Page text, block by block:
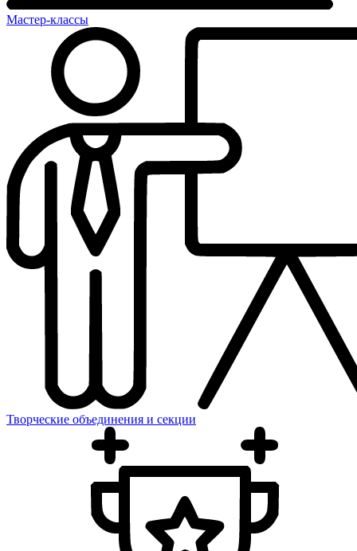
Мастер-классы
Творческие объединения и секции